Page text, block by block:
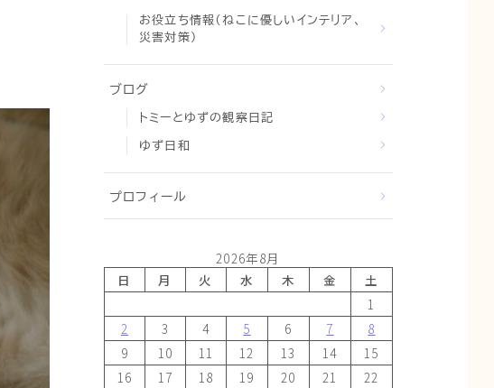
お役立ち情報（ねこに優しいインテリア、
災害対策）
ブログ
トミーとゆずの観察日記
ゆず日和
プロフィール
2026年8月
日
月 火 水 木 金
土
1
2
3 4 5 6 7
8
9
10 11 12 13 14
15
16
17 18 19 20 21
22